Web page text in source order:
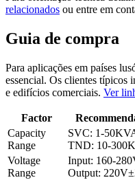
relacionados ou entre em
Guia de compra
Para aplicações em países
essencial. Os clientes típicos
e edifícios comerciais. Ver
Factor
Capacity
Range
SVC: 1-
TND: 10-
Voltage
Range
Input: 160-
Output: